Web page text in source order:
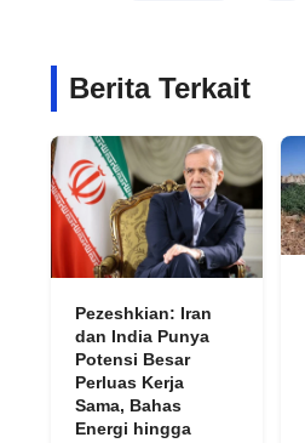
Berita Terkait
Pezeshkian: Iran
dan India Punya
Potensi Besar
Perluas Kerja
Sama, Bahas
Energi hingga